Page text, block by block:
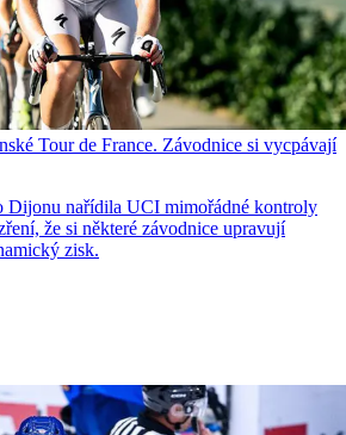
Tour de France. Závodnice si vycpávají
Dijonu nařídila UCI mimořádné kontroly
že si některé závodnice upravují
zisk.